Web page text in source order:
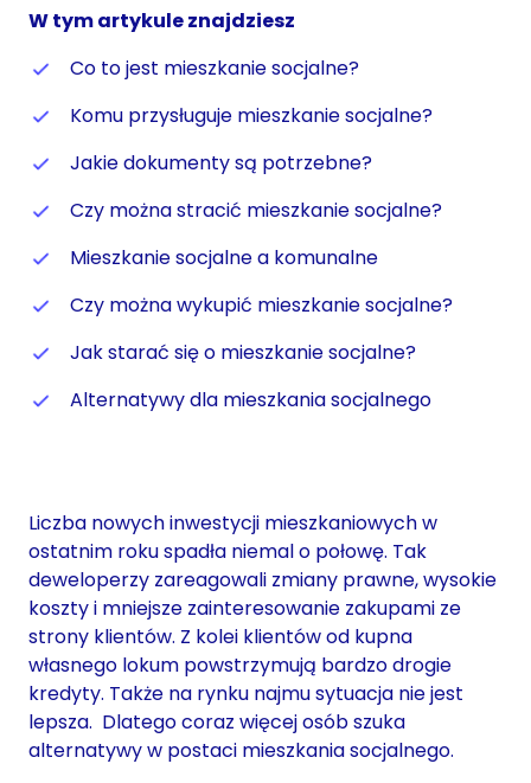
W tym artykule znajdziesz
Co to jest mieszkanie socjalne?
Komu przysługuje mieszkanie socjalne?
Jakie dokumenty są potrzebne?
Czy można stracić mieszkanie socjalne?
Mieszkanie socjalne a komunalne
Czy można wykupić mieszkanie socjalne?
Jak starać się o mieszkanie socjalne?
Alternatywy dla mieszkania socjalnego
Liczba nowych inwestycji mieszkaniowych w
ostatnim roku spadła niemal o połowę. Tak
deweloperzy zareagowali zmiany prawne, wysokie
koszty i mniejsze zainteresowanie zakupami ze
strony klientów. Z kolei klientów od kupna
własnego lokum powstrzymują bardzo drogie
kredyty. Także na rynku najmu sytuacja nie jest
lepsza. Dlatego coraz więcej osób szuka
alternatywy w postaci mieszkania socjalnego.